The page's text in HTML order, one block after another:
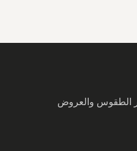
الطقوس والعروض